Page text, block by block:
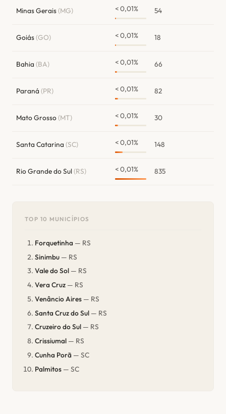
Minas Gerais(MG) < 0,01% 54
Goiás(GO) < 0,01% 18
Bahia (BA) < 0,01% 66
Paraná (PR) < 0,01% 82
Mato Grosso(MT) < 0,01% 30
Santa Catarina (SC) < 0,01% 148
Rio Grande do Sul(RS) < 0,01% 835
TOP 10 MUNICÍPIOS
Forquetinha — RS
Sinimbu — RS
Vale do Sol — RS
Vera Cruz — RS
Venâncio Aires — RS
Santa Cruz do Sul — RS
Cruzeiro do Sul — RS
Crissiumal — RS
Cunha Porã — SC
Palmitos — SC